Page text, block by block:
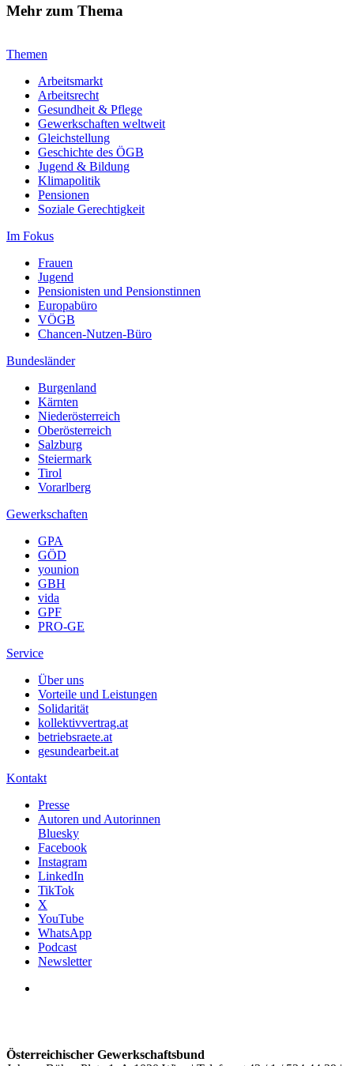
Mehr zum Thema
Themen
Arbeitsmarkt
Arbeitsrecht
Gesundheit & Pflege
Gewerkschaften weltweit
Gleichstellung
Geschichte des ÖGB
Jugend & Bildung
Klimapolitik
Pensionen
Soziale Gerechtigkeit
Im Fokus
Frauen
Jugend
Pensionisten und Pensionstinnen
Europabüro
VÖGB
Chancen-Nutzen-Büro
Bundesländer
Burgenland
Kärnten
Niederösterreich
Oberösterreich
Salzburg
Steiermark
Tirol
Vorarlberg
Gewerkschaften
GPA
GÖD
younion
GBH
vida
GPF
PRO-GE
Service
Über uns
Vorteile und Leistungen
Solidarität
kollektivvertrag.at
betriebsraete.at
gesundearbeit.at
Kontakt
Presse
Autoren und Autorinnen
Bluesky
Facebook
Instagram
LinkedIn
TikTok
X
YouTube
WhatsApp
Podcast
Newsletter
Österreichischer Gewerkschaftsbund